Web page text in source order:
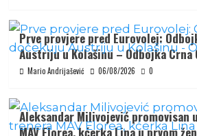
Prve provjere pred Eurovolej:
Austriju u Kolašinu – Odbojka Crna
Mario Andrijašević 06/08/2026 0
Aleksandar Milivojević promovisan
MAV Elorea, kćerka Lina u prvom